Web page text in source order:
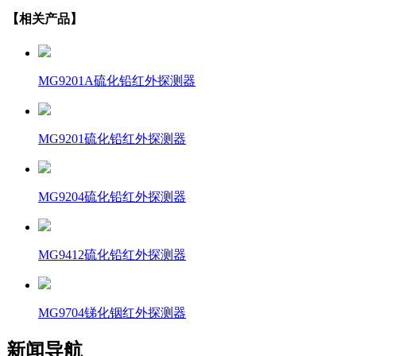
【相关产品】
MG9201A硫化铅红外探测器
MG9201硫化铅红外探测器
MG9204硫化铅红外探测器
MG9412硫化铅红外探测器
MG9704锑化铟红外探测器
新闻导航